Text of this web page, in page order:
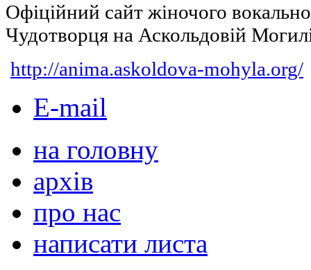
Офіційний сайт жіночого
Чудотворця на Аскольдовій
http://anima.askoldova-mohyla.org/
E-mail
на головну
архів
про нас
написати листа